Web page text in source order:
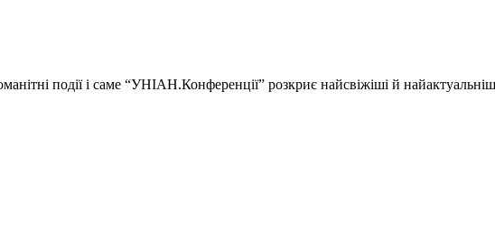
події і саме “УНІАН.Конференції” розкриє найсвіжіші й